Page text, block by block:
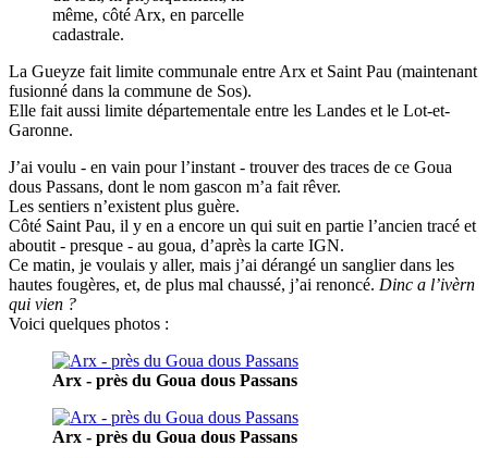
même, côté Arx, en parcelle
cadastrale.
La Gueyze fait limite communale entre Arx et Saint Pau (maintenant
fusionné dans la commune de Sos).
Elle fait aussi limite départementale entre les Landes et le Lot-et-
Garonne.
J’ai voulu - en vain pour l’instant - trouver des traces de ce Goua
dous Passans, dont le nom gascon m’a fait rêver.
Les sentiers n’existent plus guère.
Côté Saint Pau, il y en a encore un qui suit en partie l’ancien tracé et
aboutit - presque - au goua, d’après la carte IGN.
Ce matin, je voulais y aller, mais j’ai dérangé un sanglier dans les
hautes fougères, et, de plus mal chaussé, j’ai renoncé. Dinc a l’ivèrn
qui vien ?
Voici quelques photos :
Arx - près du Goua dous Passans
Arx - près du Goua dous Passans